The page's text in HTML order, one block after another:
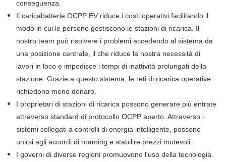
conseguenza.
Il caricabatterie OCPP EV riduce i costi operativi facilitando il
modo in cui le persone gestiscono le stazioni di ricarica. Il
nostro team può risolvere i problemi accedendo al sistema da
una posizione centrale, il che riduce la nostra necessità di
lavori in loco e impedisce i tempi di inattività prolungati della
stazione. Grazie a questo sistema, le reti di ricarica operative
richiedono meno denaro.
I proprietari di stazioni di ricarica possono generare più entrate
attraverso standard di protocollo OCPP aperto. Attraverso i
sistemi collegati a controlli di energia intelligente, possono
unirsi agli accordi di roaming e stabilire prezzi mutevoli.
I governi di diverse regioni promuovono l'uso della tecnologia